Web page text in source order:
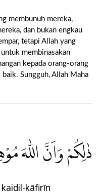
membunuh mereka,
dan bukan engkau
tetapi Allah yang
membinasakan
kepada orang-orang
Sungguh, Allah Maha
ذٰلِكُمْ وَاَنَّ اللّٰهَ
kaidil-kāfirīn